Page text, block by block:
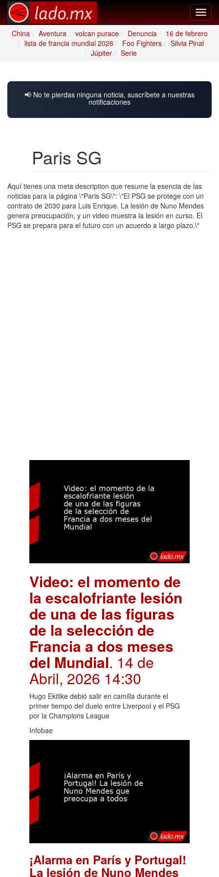
China
Aventura volcan purace Denuncia
16 de febrero
lista de francia mundial 2026
Foo Fighters
Silvia Pinal
Júpiter
Serie
📢 No te pierdas ninguna noticia, suscríbete a nuestras
notificaciones
Paris SG
Aquí tienes una meta description que resume la esencia de las
noticias para la página \"Paris SG\": \"El PSG se protege con un
contrato de 2030 para Luis Enrique. La lesión de Nuno Mendes
genera preocupación, y un video muestra la lesión en curso. El
PSG se prepara para el futuro con un acuerdo a largo plazo.\"
Video: el momento de
la escalofriante lesión
de una de las figuras
de la selección de
Francia a dos meses
del Mundial. 14 de
Abril, 2026 14:30
Hugo Ekitike debió salir en camilla durante el
primer tiempo del duelo entre Liverpool y el PSG
por la Champions League
Infobae
¡Alarma en París y Portugal!
La lesión de Nuno Mendes